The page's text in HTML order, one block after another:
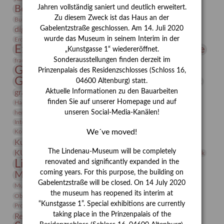
Bernhard August von Lindenau Bibliothek
Burg Posterstein Conrad Felixmüller Depot Der Blaue Reiter
digitallabor Entartete Kunst
Enteignung
Erdmann Julius Dietrich
Erlebnisportal estrusker Exlibris
Expressionismus Festrede Florenz Fotografie
frauen Frauen in der Antike und heute
Gerhard-Altenbourg-Preis
Gerhard Altenbourg
Gerhard Kurt Müller
grafische sammlung griechische Mythologie
Hanns-Conon von der Gabelentz Heinrich Kirchhoff Heldinnen
herman de vries Humboldt
Insekten
Integriertes Schädlingsmanagement
Kolosseum
Kooperationsausstellung Korkmodelle
Kunstmuseum
KUNSTWAND Kurs Künstler Künstlerin Lehmbruck
Lindenau-Museum Marstall Messeakademie
Museumsgeschichte Museumsnacht
Museumspädagogik Mäzen Napoleon Natur
Neue Remise
Objekt im Fokus
Paul Klee Peter Schnürpel Phelloplastik
Provenienz
Provenienzforschung
Restaurierung Restitution Rudi Lesser Ruth Wolf-Rehfeld
Jahren vollständig saniert und deutlich erweitert.
Zu diesem Zweck ist das Haus an der
Gabelentzstraße geschlossen. Am 14. Juli 2020
wurde das Museum in seinem Interim in der
„Kunstgasse 1“ wiedereröffnet.
Sonderausstellungen finden derzeit im
Prinzenpalais des Residenzschlosses (Schloss 16,
04600 Altenburg) statt.
Aktuelle Informationen zu den Bauarbeiten
finden Sie auf unserer Homepage und auf
unseren Social-Media-Kanälen!
We´ve moved!
The Lindenau-Museum will be completely
renovated and significantly expanded in the
coming years. For this purpose, the building on
Gabelentzstraße will be closed. On 14 July 2020
the museum has reopened its interim at
“Kunstgasse 1”. Special exhibitions are currently
taking place in the Prinzenpalais of the